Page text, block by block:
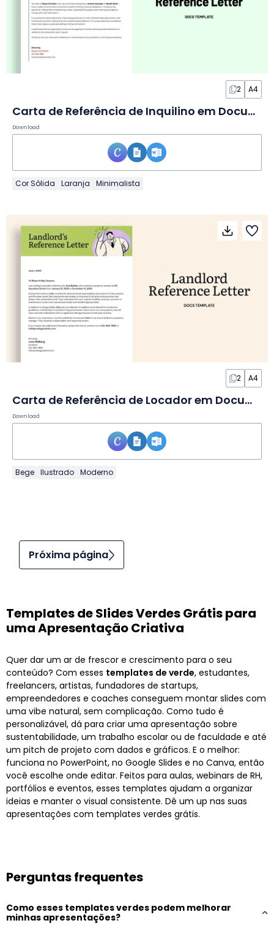
2 A4
Carta de Referência de Inquilino em Documento
Download
Cor Sólida Laranja Minimalista
2 A4
Carta de Referência de Locador em Documento
Download
Bege Ilustrado Moderno
Próxima página
Templates de Slides Verdes Grátis para
uma Apresentação Criativa
Quer dar um ar de frescor e crescimento para o seu
conteúdo? Com esses templates de verde, estudantes,
freelancers, artistas, fundadores de startups,
empreendedores e coaches conseguem montar slides com
uma vibe natural, sem complicação. Como tudo é
personalizável, dá para criar uma apresentação sobre
sustentabilidade, um trabalho escolar ou de faculdade e até
um pitch de projeto com dados e gráficos. E o melhor:
funciona no PowerPoint, no Google Slides e no Canva, então
você escolhe onde editar. Feitos para aulas, webinars de RH,
portfólios e eventos, esses templates ajudam a organizar
ideias e manter o visual consistente. Dê um up nas suas
apresentações com templates verdes grátis.
Perguntas frequentes
Como esses templates verdes podem melhorar
minhas apresentações?